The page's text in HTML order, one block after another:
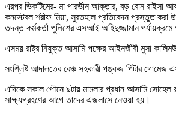
এরপর ভিকটিমের- মা পারভীন আক্তার, বড় বোন রাইসা
কনস্টেবল শরীফ মিয়া, সুরতহাল প্রতিবেদন প্রস্তুত করা
তদন্ত কর্মকর্তা পুলিশের এসআই অহিদুজ্জামান পর্যায়ক্রমে
এসময় রাষ্ট্র নিযুক্ত আসামি পক্ষের আইনজীবী মুসা
সংশ্লিষ্ট আদালতের বেঞ্চ সহকারী পঙ্কজ পিটার গোমেজ
এদিকে সকাল পৌনে ৯টায় মামলার প্রধান আসামি সোহেল
সাক্ষ্যগ্রহণের আগে তাদের এজলাসে নেওয়া হয়।